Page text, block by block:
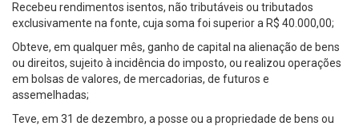
Recebeu rendimentos isentos, não tributáveis ou tributados
exclusivamente na fonte, cuja soma foi superior a R$ 40.000,00;
Obteve, em qualquer mês, ganho de capital na alienação de bens
ou direitos, sujeito à incidência do imposto, ou realizou operações
em bolsas de valores, de mercadorias, de futuros e
assemelhadas;
Teve, em 31 de dezembro, a posse ou a propriedade de bens ou